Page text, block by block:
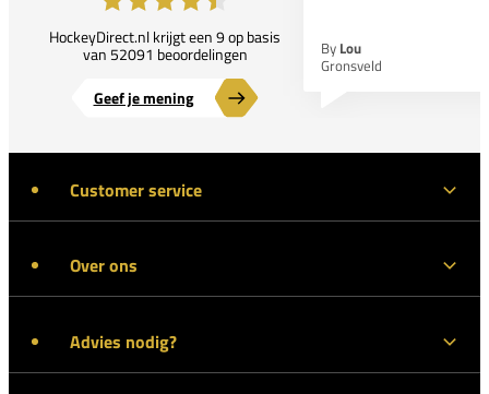
HockeyDirect.nl krijgt een 9 op basis
van 52091 beoordelingen
Geef je mening
By Lou
Gronsveld
Customer service
Over ons
Advies nodig?